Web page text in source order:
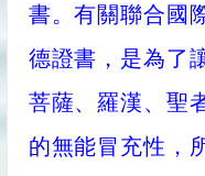
書。有關聯合國
德證書，是為了
菩薩、羅漢、聖
的無能冒充性，